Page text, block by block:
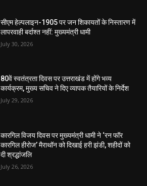
सीएम हेल्पलाइन-1905 पर जन शिकायतों के निस्तारण में
लापरवाही बर्दाश्त नहीं: मुख्यमंत्री धामी
July 30, 2026
80वें स्वतंत्रता दिवस पर उत्तराखंड में होंगे भव्य
कार्यक्रम, मुख्य सचिव ने दिए व्यापक तैयारियों के निर्देश
July 29, 2026
कारगिल विजय दिवस पर मुख्यमंत्री धामी ने ‘रन फॉर
कारगिल हीरोज’ मैराथॉन को दिखाई हरी झंडी, शहीदों को
दी श्रद्धांजलि
July 26, 2026